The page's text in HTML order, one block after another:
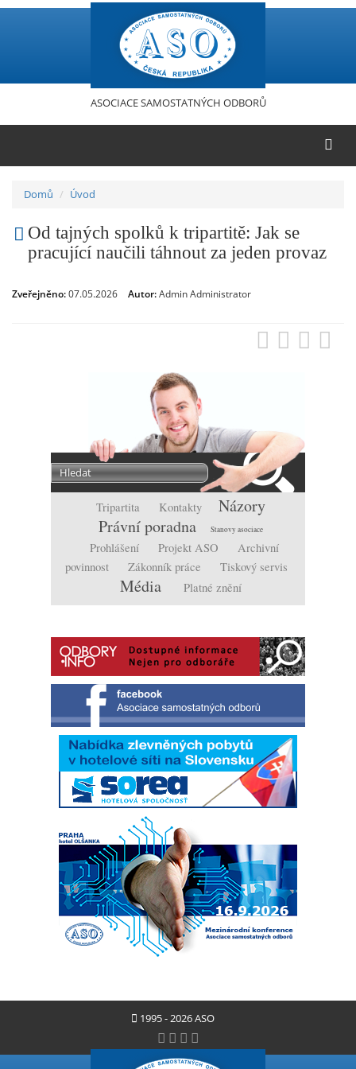
Přejít
ASOCIACE SAMOSTATNÝCH ODBORŮ
Domů Úvod
Od tajných spolků k tripartitě: Jak se
pracující naučili táhnout za jeden provaz
Zveřejněno:07.05.2026 Autor:Admin Administrator
Tripartita Kontakty
Názory
Právní poradna
Stanovy asociace
Prohlášení Projekt ASO
Archivní
povinnost
Zákonník práce Tiskový servis
Média Platné znění
1995 - 2026 ASO